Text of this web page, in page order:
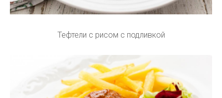
Тефтели с рисом с подливкой